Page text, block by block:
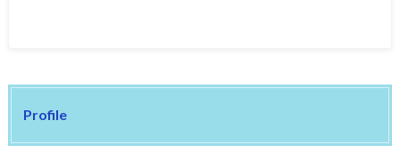
Profile